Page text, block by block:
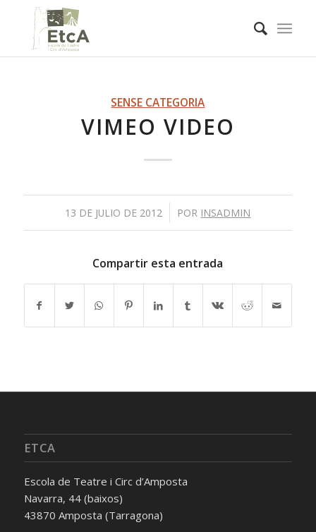
SENSE CATEGORIA
VIMEO VIDEO
13 DE JULIO DE 2012
/ POR INSADMIN
Compartir esta entrada
ETCA
Escola de Teatre i Circ d’Amposta
Navarra, 44 (baixos)
43870 Amposta (Tarragona)